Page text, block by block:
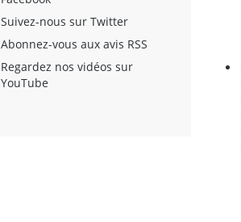
Suivez-nous sur Twitter
Abonnez-vous aux avis RSS
Regardez nos vidéos sur
YouTube